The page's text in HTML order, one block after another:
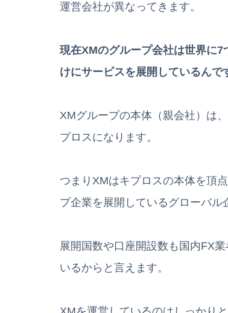
運営会社が異なってきます。
現在XMのグループ会社は世界に
けにサービスを展開しているんで
XMグループの本体（親会社）は
プロスになります。
つまりXMはキプロスの本体を頂
プ企業を展開しているグローバル
展開国数や口座開設数も国内FX
いるからと言えます。